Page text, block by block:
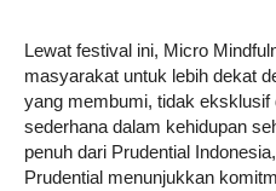
Lewat festival ini, Micro
masyarakat untuk lebih dekat
yang membumi, tidak eksklusif
sederhana dalam kehidupan
penuh dari Prudential
Prudential menunjukkan